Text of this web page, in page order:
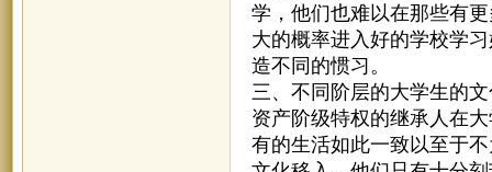
学，他们也难以在那些有
大的概率进入好的学校学
造不同的惯习。
三、不同阶层的大学生的
资产阶级特权的继承人在
有的生活如此一致以至于